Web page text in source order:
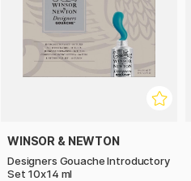
WINSOR & NEWTON
Designers Gouache Introductory
Set 10x14 ml